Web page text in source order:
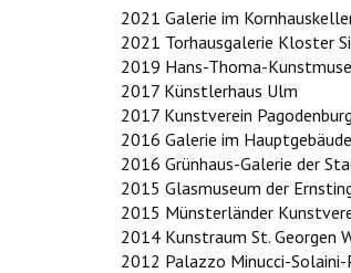
2021 Galerie im
2021 Torhausgalerie Kloster
2019 Hans-Thoma-
2017 Künstlerhaus Ulm
2017 Kunstverein
2016 Galerie im
2016 Grünhaus-Galerie der
2015 Glasmuseum der
2015 Münsterländer
2014 Kunstraum St. Georgen
2012 Palazzo Minucci-